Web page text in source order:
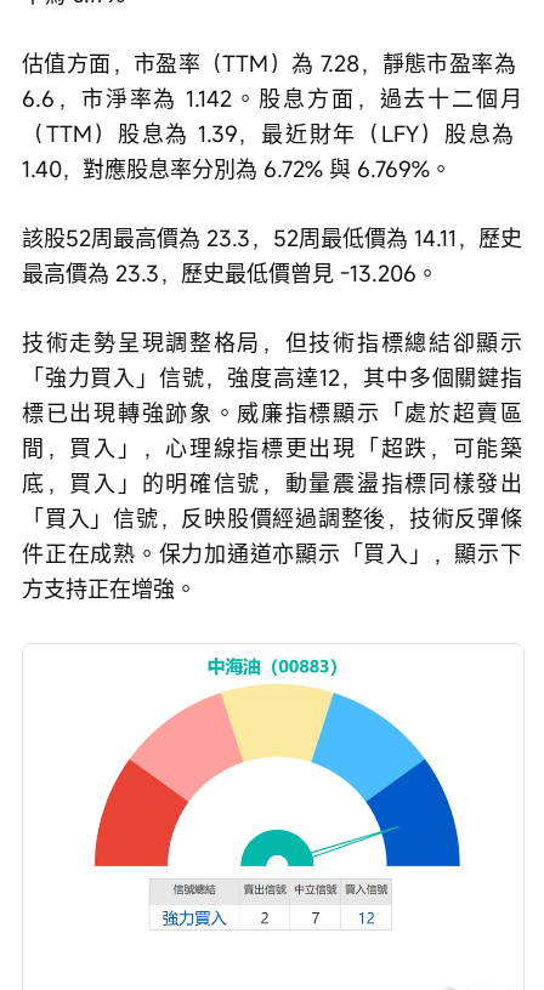
估值方面，市盈率（TTM）為 7.28，靜態市盈率為
6.6，市淨率為 1.142。股息方面，過去十二個月
（TTM）股息為 1.39，最近財年（LFY）股息為
1.40，對應股息率分別為 6.72% 與 6.769%。
該股52周最高價為 23.3，52周最低價為 14.11，歷史
最高價為 23.3，歷史最低價曾見 -13.206。
技術走勢呈現調整格局，但技術指標總結卻顯示
「強力買入」信號，強度高達12，其中多個關鍵指
標已出現轉強跡象。威廉指標顯示「處於超賣區
間，買入」，心理線指標更出現「超跌，可能築
底，買入」的明確信號，動量震盪指標同樣發出
「買入」信號，反映股價經過調整後，技術反彈條
件正在成熟。保力加通道亦顯示「買入」，顯示下
方支持正在增強。